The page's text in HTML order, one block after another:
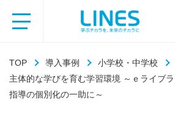
TOP 導入事例
小学校・中学校
主体的な学びを育む学習環境 ～ｅライブ
指導の個別化の一助に～